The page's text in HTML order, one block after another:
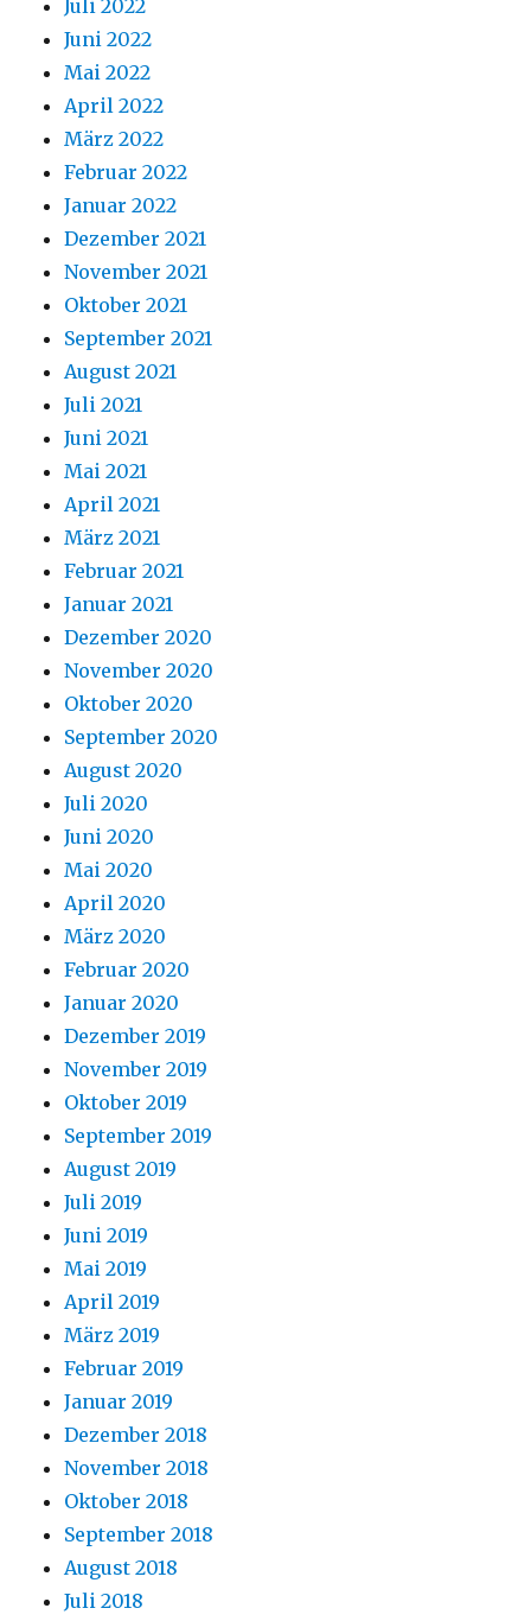
Juli 2022
Juni 2022
Mai 2022
April 2022
März 2022
Februar 2022
Januar 2022
Dezember 2021
November 2021
Oktober 2021
September 2021
August 2021
Juli 2021
Juni 2021
Mai 2021
April 2021
März 2021
Februar 2021
Januar 2021
Dezember 2020
November 2020
Oktober 2020
September 2020
August 2020
Juli 2020
Juni 2020
Mai 2020
April 2020
März 2020
Februar 2020
Januar 2020
Dezember 2019
November 2019
Oktober 2019
September 2019
August 2019
Juli 2019
Juni 2019
Mai 2019
April 2019
März 2019
Februar 2019
Januar 2019
Dezember 2018
November 2018
Oktober 2018
September 2018
August 2018
Juli 2018